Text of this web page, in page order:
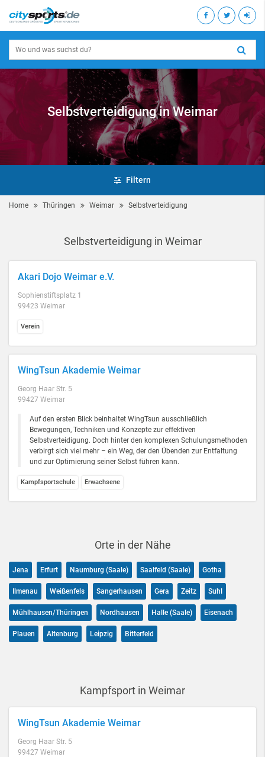
Selbstverteidigung in Weimar
Filtern
Home Thüringen Weimar Selbstverteidigung
Selbstverteidigung in Weimar
Akari Dojo Weimar e.V.
Sophienstiftsplatz 1
99423 Weimar
Verein
WingTsun Akademie Weimar
Georg Haar Str. 5
99427 Weimar
Auf den ersten Blick beinhaltet WingTsun ausschließlich
Bewegungen, Techniken und Konzepte zur effektiven
Selbstverteidigung. Doch hinter den komplexen Schulungsmethoden
verbirgt sich viel mehr – ein Weg, der den Übenden zur Entfaltung
und zur Optimierung seiner Selbst führen kann.
Kampfsportschule Erwachsene
Orte in der Nähe
Jena Erfurt Naumburg (Saale) Saalfeld (Saale) Gotha
Ilmenau Weißenfels Sangerhausen Gera Zeitz Suhl
Mühlhausen/Thüringen Nordhausen Halle (Saale) Eisenach
Plauen Altenburg Leipzig Bitterfeld
Kampfsport in Weimar
WingTsun Akademie Weimar
Georg Haar Str. 5
99427 Weimar